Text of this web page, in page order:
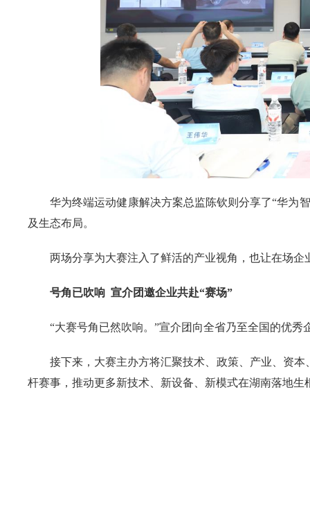
华为终端运动健康解决方案总监陈钦则分享了“华为
及生态布局。
两场分享为大赛注入了鲜活的产业视角，也让在场
号角已吹响 宣介团邀企业共赴“赛场”
“大赛号角已然吹响。”宣介团向全省乃至全国的优秀
接下来，大赛主办方将汇聚技术、政策、产业、资
杆赛事，推动更多新技术、新设备、新模式在湖南落地生